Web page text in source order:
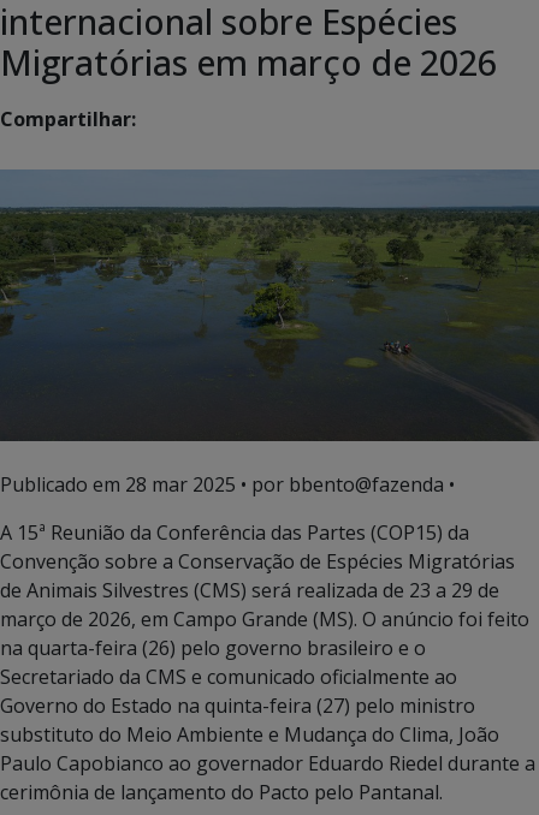
internacional sobre Espécies
Migratórias em março de 2026
Compartilhar:
Publicado em 28 mar 2025 • por bbento@fazenda •
A 15ª Reunião da Conferência das Partes (COP15) da
Convenção sobre a Conservação de Espécies Migratórias
de Animais Silvestres (CMS) será realizada de 23 a 29 de
março de 2026, em Campo Grande (MS). O anúncio foi feito
na quarta-feira (26) pelo governo brasileiro e o
Secretariado da CMS e comunicado oficialmente ao
Governo do Estado na quinta-feira (27) pelo ministro
substituto do Meio Ambiente e Mudança do Clima, João
Paulo Capobianco ao governador Eduardo Riedel durante a
cerimônia de lançamento do Pacto pelo Pantanal.